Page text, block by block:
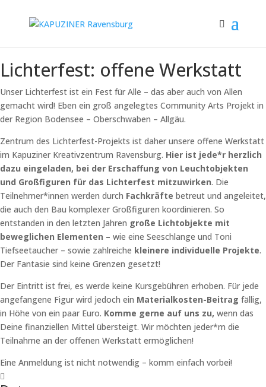
Lichterfest: offene Werkstatt
Unser Lichterfest ist ein Fest für Alle – das aber auch von Allen
gemacht wird! Eben ein groß angelegtes Community Arts Projekt in
der Region Bodensee – Oberschwaben – Allgäu.
Zentrum des Lichterfest-Projekts ist daher unsere offene Werkstatt
im Kapuziner Kreativzentrum Ravensburg. Hier ist jede*r herzlich
dazu eingeladen, bei der Erschaffung von Leuchtobjekten
und Großfiguren für das Lichterfest mitzuwirken. Die
Teilnehmer*innen werden durch Fachkräfte betreut und angeleitet,
die auch den Bau komplexer Großfiguren koordinieren. So
entstanden in den letzten Jahren große Lichtobjekte mit
beweglichen Elementen – wie eine Seeschlange und Toni
Tiefseetaucher – sowie zahlreiche kleinere individuelle Projekte.
Der Fantasie sind keine Grenzen gesetzt!
Der Eintritt ist frei, es werde keine Kursgebühren erhoben. Für jede
angefangene Figur wird jedoch ein Materialkosten-Beitrag fällig,
in Höhe von ein paar Euro. Komme gerne auf uns zu, wenn das
Deine finanziellen Mittel übersteigt. Wir möchten jeder*m die
Teilnahme an der offenen Werkstatt ermöglichen!
Eine Anmeldung ist nicht notwendig – komm einfach vorbei!